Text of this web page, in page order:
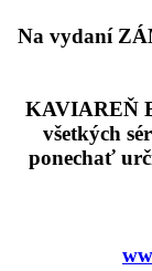
Na vydaní
KAVIAREŇ
všetkých
ponechať